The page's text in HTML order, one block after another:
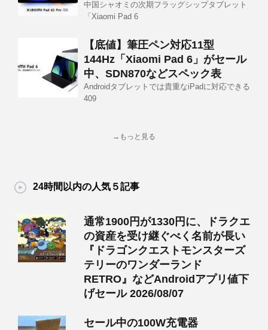
中国シャオミの次期フラッグシップタブレット
「Xiaomi Pad 6
【底値】筆圧ペン対応11型
144Hz「Xiaomi Pad 6」がセール
中、SDN870などスペック表
Androidタブレットでは貴重なiPadに対応できる
409
→もっと見る
24時間以内の人気５記事
通常1900円が1330円に、ドラクエ
の資産を受け継ぐべく名前が長い
『ドラゴンクエストモンスターズ
テリーのワンダーランド
RETRO』などAndroidアプリ値下
げセール 2026/08/07
セール中の100W充電器